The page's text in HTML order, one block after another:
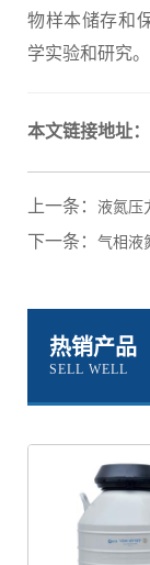
物样本储存和
学实验和研究。
本文链接地址：
上一条： 液氮压
下一条： 气相液
热销产品
SELL WELL